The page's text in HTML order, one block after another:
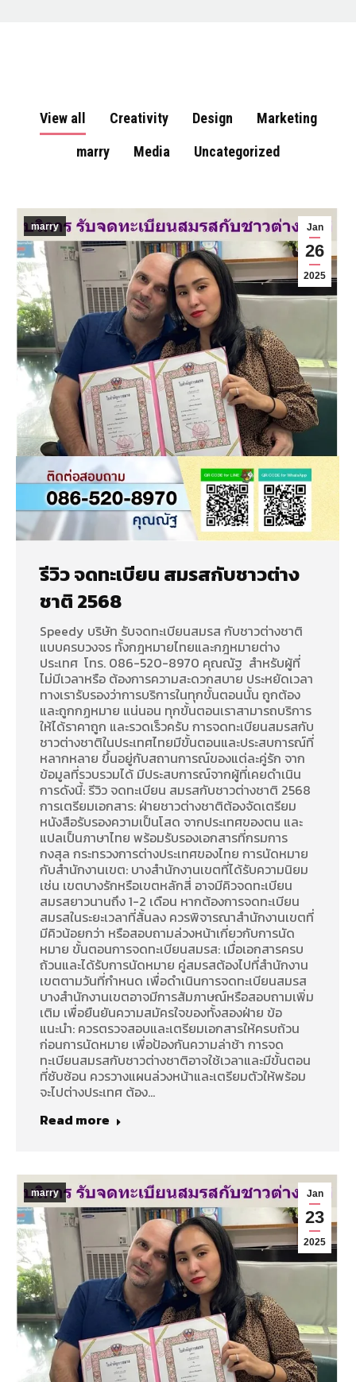
View all Creativity Design
Marketing
marry
Media Uncategorized
Jan
26
2025
marry
รีวิว จดทะเบียน สมรสกับชาวต่าง
ชาติ 2568
Speedy บริษัท รับจดทะเบียนสมรส กับชาวต่างชาติ
แบบครบวงจร ทั้งกฎหมายไทยและกฎหมายต่าง
ประเทศ โทร. 086-520-8970 คุณณัฐ สำหรับผู้ที่
ไม่มีเวลาหรือ ต้องการความสะดวกสบาย ประหยัดเวลา
ทางเรารับรองว่าการบริการในทุกขั้นตอนนั้น ถูกต้อง
และถูกกฏหมาย แน่นอน ทุกขั้นตอนเราสามารถบริการ
ให้ได้ราคาถูก และรวดเร็วครับ การจดทะเบียนสมรสกับ
ชาวต่างชาติในประเทศไทยมีขั้นตอนและประสบการณ์ที่
หลากหลาย ขึ้นอยู่กับสถานการณ์ของแต่ละคู่รัก จาก
ข้อมูลที่รวบรวมได้ มีประสบการณ์จากผู้ที่เคยดำเนิน
การดังนี้: รีวิว จดทะเบียน สมรสกับชาวต่างชาติ 2568
การเตรียมเอกสาร: ฝ่ายชาวต่างชาติต้องจัดเตรียม
หนังสือรับรองความเป็นโสด จากประเทศของตน และ
แปลเป็นภาษาไทย พร้อมรับรองเอกสารที่กรมการ
กงสุล กระทรวงการต่างประเทศของไทย การนัดหมาย
กับสำนักงานเขต: บางสำนักงานเขตที่ได้รับความนิยม
เช่น เขตบางรักหรือเขตหลักสี่ อาจมีคิวจดทะเบียน
สมรสยาวนานถึง 1-2 เดือน หากต้องการจดทะเบียน
สมรสในระยะเวลาที่สั้นลง ควรพิจารณาสำนักงานเขตที่
มีคิวน้อยกว่า หรือสอบถามล่วงหน้าเกี่ยวกับการนัด
หมาย ขั้นตอนการจดทะเบียนสมรส: เมื่อเอกสารครบ
ถ้วนและได้รับการนัดหมาย คู่สมรสต้องไปที่สำนักงาน
เขตตามวันที่กำหนด เพื่อดำเนินการจดทะเบียนสมรส
บางสำนักงานเขตอาจมีการสัมภาษณ์หรือสอบถามเพิ่ม
เติม เพื่อยืนยันความสมัครใจของทั้งสองฝ่าย ข้อ
แนะนำ: ควรตรวจสอบและเตรียมเอกสารให้ครบถ้วน
ก่อนการนัดหมาย เพื่อป้องกันความล่าช้า การจด
ทะเบียนสมรสกับชาวต่างชาติอาจใช้เวลาและมีขั้นตอน
ที่ซับซ้อน ควรวางแผนล่วงหน้าและเตรียมตัวให้พร้อม
จะไปต่างประเทศ ต้อง…
Read more
Jan
23
2025
marry